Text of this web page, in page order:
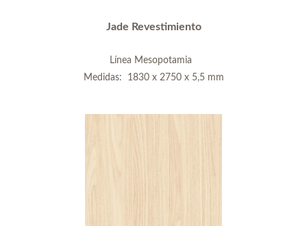
Jade Revestimiento
Línea Mesopotamia
Medidas: 1830 x 2750 x 5,5 mm